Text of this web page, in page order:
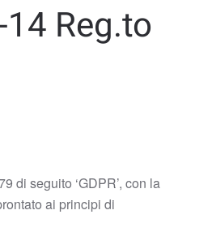
Reg.to
di seguito ‘GDPR’, con la
ai principi di